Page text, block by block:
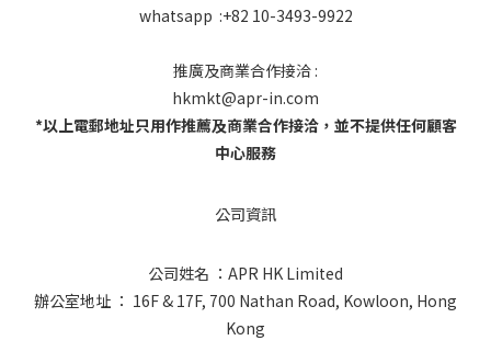
whatsapp :+82 10-3493-9922
推廣及商業合作接洽 :
hkmkt@apr-in.com
*以上電郵地址只用作推薦及商業合作接洽，並不提供任何顧客
中心服務
公司資訊
公司姓名 ：APR HK Limited
辦公室地址 ： 16F & 17F, 700 Nathan Road, Kowloon, Hong
Kong